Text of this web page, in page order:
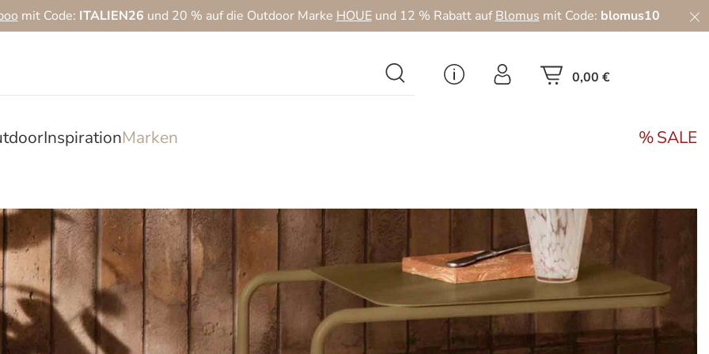
mit Code: ITALIEN26 und 20 % auf die Outdoor Marke HOUEund 12 % Rabatt aufBlomus mit Code: blomus10
0,00 €
InspirationMarken SALE